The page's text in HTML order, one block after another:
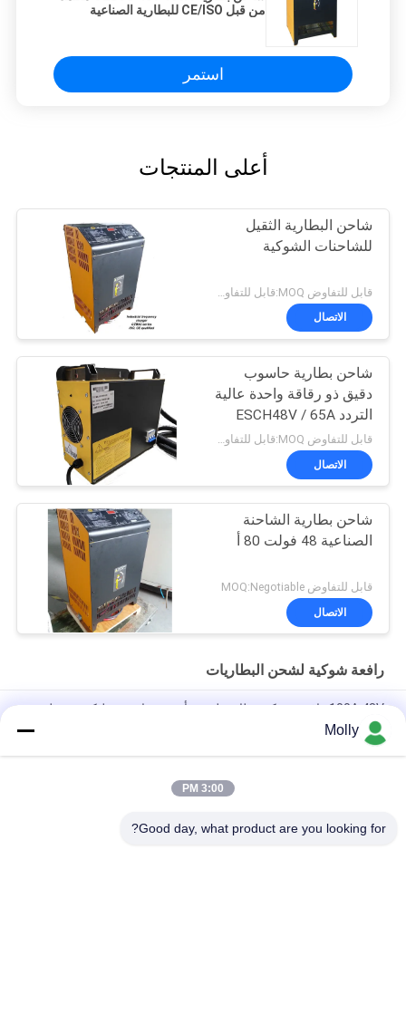
من قبل CE/ISO للبطارية الصناعية
استمر
أعلى المنتجات
شاحن البطارية الثقيل
للشاحنات الشوكية
الاتصال
شاحن بطارية حاسوب
دقيق ذو رقاقة واحدة عالية
التردد ESCH48V / 65A
48v 65A
قابل للتفاوض MOQ:قابل للتفاوض
الاتصال
شاحن بطارية الشاحنة
الصناعية 48 فولت 80 أ
قابل للتفاوض MOQ:Negotiable
الاتصال
رافعة شوكية لشحن البطاريات
100A 48V رافعة شوكية بطارية ليثيوم أيون شواحن سيليكون معدل
التحكم
سبيكة الألومنيوم CZB5C 24V/45A شاحن بطارية الشاحنة مع مروحة
Molly
3:00 PM
Good day, what product are you looking for?